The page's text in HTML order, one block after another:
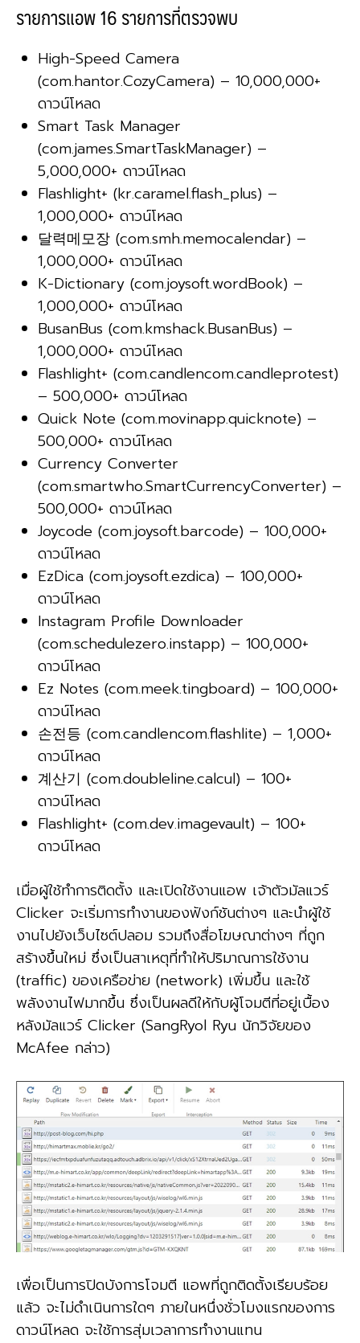
รายการแอพ 16 รายการที่ตรวจพบ
High-Speed Camera
(com.hantor.CozyCamera) – 10,000,000+
ดาวน์โหลด
Smart Task Manager
(com.james.SmartTaskManager) –
5,000,000+ ดาวน์โหลด
Flashlight+ (kr.caramel.flash_plus) –
1,000,000+ ดาวน์โหลด
달력메모장 (com.smh.memocalendar) –
1,000,000+ ดาวน์โหลด
K-Dictionary (com.joysoft.wordBook) –
1,000,000+ ดาวน์โหลด
BusanBus (com.kmshack.BusanBus) –
1,000,000+ ดาวน์โหลด
Flashlight+ (com.candlencom.candleprotest)
– 500,000+ ดาวน์โหลด
Quick Note (com.movinapp.quicknote) –
500,000+ ดาวน์โหลด
Currency Converter
(com.smartwho.SmartCurrencyConverter) –
500,000+ ดาวน์โหลด
Joycode (com.joysoft.barcode) – 100,000+
ดาวน์โหลด
EzDica (com.joysoft.ezdica) – 100,000+
ดาวน์โหลด
Instagram Profile Downloader
(com.schedulezero.instapp) – 100,000+
ดาวน์โหลด
Ez Notes (com.meek.tingboard) – 100,000+
ดาวน์โหลด
손전등 (com.candlencom.flashlite) – 1,000+
ดาวน์โหลด
계산기 (com.doubleline.calcul) – 100+
ดาวน์โหลด
Flashlight+ (com.dev.imagevault) – 100+
ดาวน์โหลด
เมื่อผู้ใช้ทำการติดตั้ง และเปิดใช้งานแอพ เจ้าตัวมัลแวร์
Clicker จะเริ่มการทำงานของฟังก์ชันต่างๆ และนำผู้ใช้
งานไปยังเว็บไซต์ปลอม รวมถึงสื่อโฆษณาต่างๆ ที่ถูก
สร้างขึ้นใหม่ ซึ่งเป็นสาเหตุที่ทำให้ปริมาณการใช้งาน
(traffic) ของเครือข่าย (network) เพิ่มขึ้น และใช้
พลังงานไฟมากขึ้น ซึ่งเป็นผลดีให้กับผู้โจมตีที่อยู่เบื้อง
หลังมัลแวร์ Clicker (SangRyol Ryu นักวิจัยของ
McAfee กล่าว)
เพื่อเป็นการปิดบังการโจมตี แอพที่ถูกติดตั้งเรียบร้อย
แล้ว จะไม่ดำเนินการใดๆ ภายในหนึ่งชั่วโมงแรกของการ
ดาวน์โหลด จะใช้การสุ่มเวลาการทำงานแทน